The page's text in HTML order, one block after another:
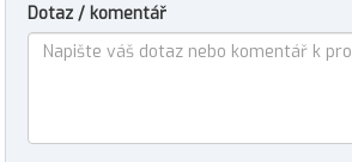
Dotaz / komentář